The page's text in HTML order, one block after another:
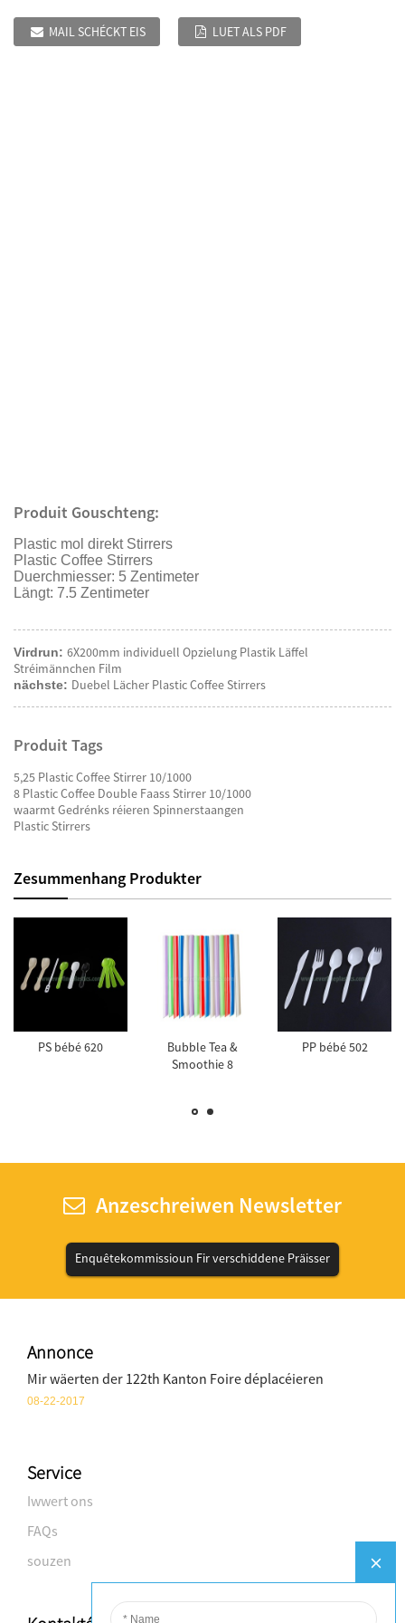
MAIL SCHÉCKT EIS LUET ALS PDF
Produit Gouschteng:
Plastic mol direkt Stirrers
Plastic Coffee Stirrers
Duerchmiesser: 5 Zentimeter
Längt: 7.5 Zentimeter
Virdrun: 6X200mm individuell Opzielung Plastik Läffel
Stréimännchen Film
nächste: Duebel Lächer Plastic Coffee Stirrers
Produit Tags
5,25 Plastic Coffee Stirrer 10/1000
8 Plastic Coffee Double Faass Stirrer 10/1000
waarmt Gedrénks réieren Spinnerstaangen
Plastic Stirrers
Zesummenhang Produkter
PS bébé 620
Bubble Tea &
Smoothie 8
PP bébé 502
Anzeschreiwen Newsletter
Enquêtekommissioun Fir verschiddene Präisser
Annonce
Mir wäerten der 122th Kanton Foire déplacéieren
08-22-2017
Service
Iwwert ons
FAQs
souzen